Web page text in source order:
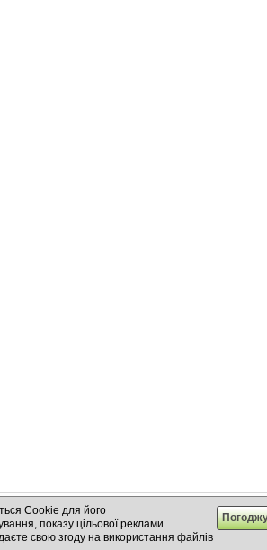
+370 655 17777
+371 258 92085
+380 50 337-20-47
+48 732-083-262
Cookie для його
показу цільової реклами
свою згоду на використання файлів